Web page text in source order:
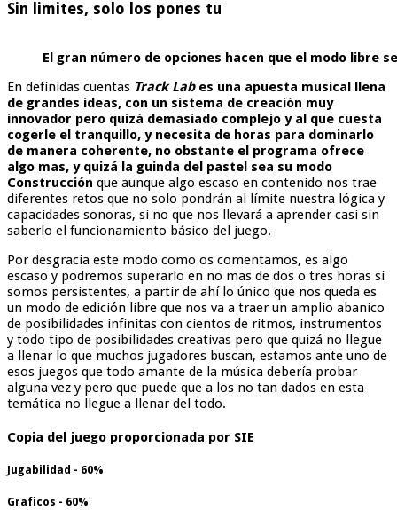
Sin limites, solo los pones tu
El gran número de opciones hacen que el modo libre
En definidas cuentas Track Lab es una apuesta musical llena
de grandes ideas, con un sistema de creación muy
innovador pero quizá demasiado complejo y al que cuesta
cogerle el tranquillo, y necesita de horas para dominarlo
de manera coherente, no obstante el programa ofrece
algo mas, y quizá la guinda del pastel sea su modo
Construcción que aunque algo escaso en contenido nos trae
diferentes retos que no solo pondrán al límite nuestra lógica y
capacidades sonoras, si no que nos llevará a aprender casi sin
saberlo el funcionamiento básico del juego.
Por desgracia este modo como os comentamos, es algo
escaso y podremos superarlo en no mas de dos o tres horas si
somos persistentes, a partir de ahí lo único que nos queda es
un modo de edición libre que nos va a traer un amplio abanico
de posibilidades infinitas con cientos de ritmos, instrumentos
y todo tipo de posibilidades creativas pero que quizá no llegue
a llenar lo que muchos jugadores buscan, estamos ante uno de
esos juegos que todo amante de la música debería probar
alguna vez y pero que puede que a los no tan dados en esta
temática no llegue a llenar del todo.
Copia del juego proporcionada por SIE
Jugabilidad - 60%
Graficos - 60%